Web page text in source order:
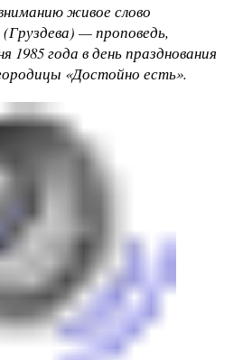
живое слово
— проповедь,
1985 года в день празднования
«Достойно есть».